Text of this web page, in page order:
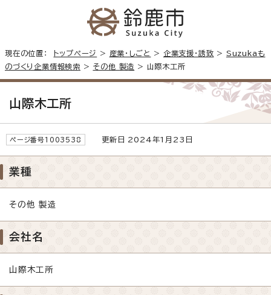
現在の位置： トップページ > 産業・しごと > 企業支援・誘致 > Suzukaも
のづくり企業情報検索 > その他 製造 > 山際木工所
山際木工所
ページ番号1003538 更新日 2024年1月23日
業種
その他 製造
会社名
山際木工所